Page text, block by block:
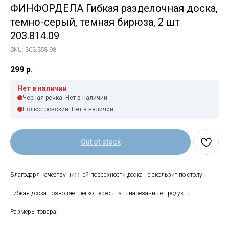
ФИНФОРДЕЛА Гибкая разделочная доска,
темно-серый, темная бирюза, 2 шт
203.814.09
SKU: 303.358.98
299 р.
Нет в наличии
Черная речка: Нет в наличии
Полюстровский: Нет в наличии
Out of stock
Благодаря качеству нижней поверхности доска не скользит по столу.
Гибкая доска позволяет легко пересыпать нарезанные продукты.
Размеры товара:
+7 (903) 969-57-59
Контакты
Адреса магазинов